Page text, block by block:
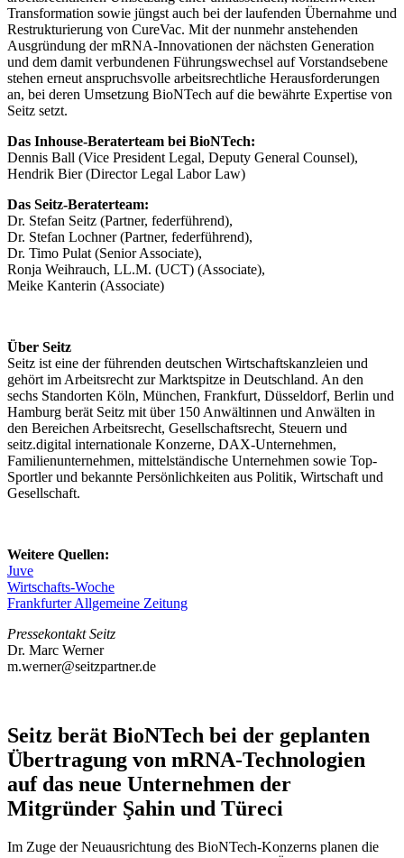
Transformation sowie jüngst auch bei der laufenden Übernahme und
Restrukturierung von CureVac. Mit der nunmehr anstehenden
Ausgründung der mRNA-Innovationen der nächsten Generation
und dem damit verbundenen Führungswechsel auf Vorstandsebene
stehen erneut anspruchsvolle arbeitsrechtliche Herausforderungen
an, bei deren Umsetzung BioNTech auf die bewährte Expertise von
Seitz setzt.
Das Inhouse-Beraterteam bei BioNTech:
Dennis Ball (Vice President Legal, Deputy General Counsel),
Hendrik Bier (Director Legal Labor Law)
Das Seitz-Beraterteam:
Dr. Stefan Seitz (Partner, federführend),
Dr. Stefan Lochner (Partner, federführend),
Dr. Timo Pulat (Senior Associate),
Ronja Weihrauch, LL.M. (UCT) (Associate),
Meike Kanterin (Associate)
Über Seitz
Seitz ist eine der führenden deutschen Wirtschaftskanzleien und
gehört im Arbeitsrecht zur Marktspitze in Deutschland. An den
sechs Standorten Köln, München, Frankfurt, Düsseldorf, Berlin und
Hamburg berät Seitz mit über 150 Anwältinnen und Anwälten in
den Bereichen Arbeitsrecht, Gesellschaftsrecht, Steuern und
seitz.digital internationale Konzerne, DAX-Unternehmen,
Familienunternehmen, mittelständische Unternehmen sowie Top-
Sportler und bekannte Persönlichkeiten aus Politik, Wirtschaft und
Gesellschaft.
Weitere Quellen:
Juve
Wirtschafts-Woche
Frankfurter Allgemeine Zeitung
Pressekontakt Seitz
Dr. Marc Werner
m.werner@seitzpartner.de
Seitz berät BioNTech bei der geplanten
Übertragung von mRNA-Technologien
auf das neue Unternehmen der
Mitgründer Şahin und Türeci
Im Zuge der Neuausrichtung des BioNTech-Konzerns planen die